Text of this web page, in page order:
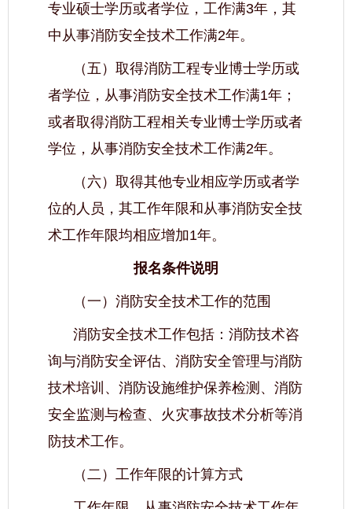
专业硕士学历或者学位，工作满3年，其
中从事消防安全技术工作满2年。
（五）取得消防工程专业博士学历或
者学位，从事消防安全技术工作满1年；
或者取得消防工程相关专业博士学历或者
学位，从事消防安全技术工作满2年。
（六）取得其他专业相应学历或者学
位的人员，其工作年限和从事消防安全技
术工作年限均相应增加1年。
报名条件说明
（一）消防安全技术工作的范围
消防安全技术工作包括：消防技术咨
询与消防安全评估、消防安全管理与消防
技术培训、消防设施维护保养检测、消防
安全监测与检查、火灾事故技术分析等消
防技术工作。
（二）工作年限的计算方式